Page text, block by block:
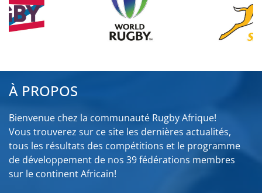
À PROPOS
Bienvenue chez la communauté Rugby Afrique!
Vous trouverez sur ce site les dernières actualités,
tous les résultats des compétitions et le programme
de développement de nos 39 fédérations membres
sur le continent Africain!